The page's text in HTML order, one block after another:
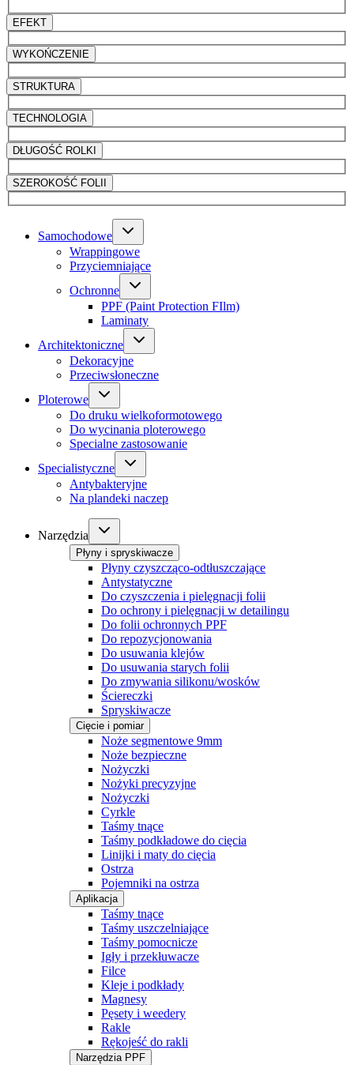
EFEKT
WYKOŃCZENIE
STRUKTURA
TECHNOLOGIA
DŁUGOŚĆ ROLKI
SZEROKOŚĆ FOLII
Samochodowe
Wrappingowe
Przyciemniające
Ochronne
PPF (Paint Protection FIlm)
Laminaty
Architektoniczne
Dekoracyjne
Przeciwsłoneczne
Ploterowe
Do druku wielkoformotowego
Do wycinania ploterowego
Specialne zastosowanie
Specialistyczne
Antybakteryjne
Na plandeki naczep
Narzędzia
Płyny i spryskiwacze
Płyny czyszcząco-odtłuszczające
Antystatyczne
Do czyszczenia i pielęgnacji folii
Do ochrony i pielęgnacji w detailingu
Do folii ochronnych PPF
Do repozycjonowania
Do usuwania klejów
Do usuwania starych folii
Do zmywania silikonu/wosków
Ściereczki
Spryskiwacze
Cięcie i pomiar
Noże segmentowe 9mm
Noże bezpieczne
Nożyczki
Nożyki precyzyjne
Nożyczki
Cyrkle
Taśmy tnące
Taśmy podkładowe do cięcia
Linijki i maty do cięcia
Ostrza
Pojemniki na ostrza
Aplikacja
Taśmy tnące
Taśmy uszczelniające
Taśmy pomocnicze
Igły i przekłuwacze
Filce
Kleje i podkłady
Magnesy
Pęsety i weedery
Rakle
Rękojeść do rakli
Narzędzia PPF